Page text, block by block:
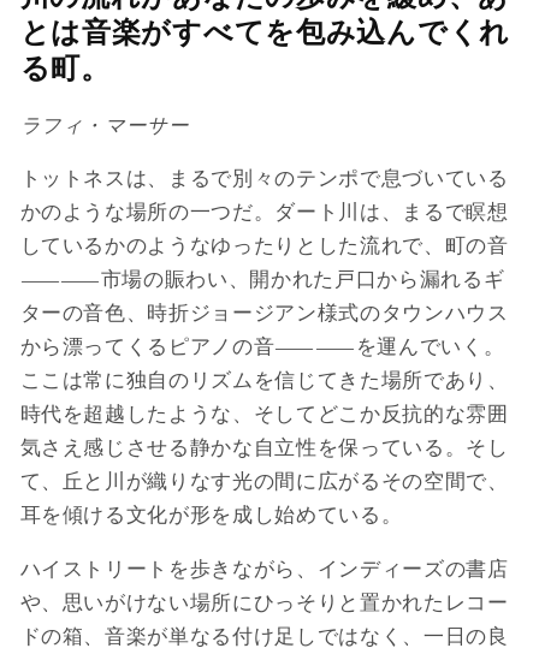
とは音楽がすべてを包み込んでくれ
る町。
ラフィ・マーサー
トットネスは、まるで別々のテンポで息づいている
かのような場所の一つだ。ダート川は、まるで瞑想
しているかのようなゆったりとした流れで、町の音
――市場の賑わい、開かれた戸口から漏れるギ
ターの音色、時折ジョージアン様式のタウンハウス
から漂ってくるピアノの音――を運んでいく。
ここは常に独自のリズムを信じてきた場所であり、
時代を超越したような、そしてどこか反抗的な雰囲
気さえ感じさせる静かな自立性を保っている。そし
て、丘と川が織りなす光の間に広がるその空間で、
耳を傾ける文化が形を成し始めている。
ハイストリートを歩きながら、インディーズの書店
や、思いがけない場所にひっそりと置かれたレコー
ドの箱、音楽が単なる付け足しではなく、一日の良